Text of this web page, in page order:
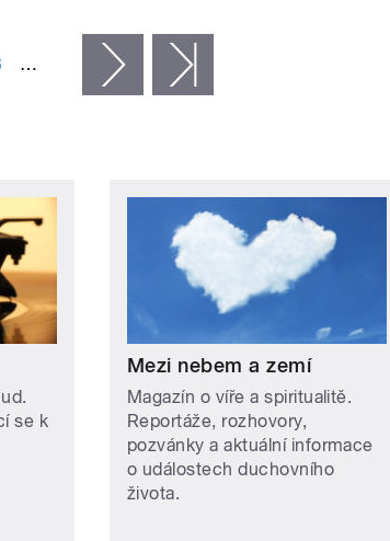
… následující ›
se k
Mezi nebem a zemí
Magazín o víře a spiritualitě.
Reportáže, rozhovory,
pozvánky a aktuální informace
o událostech duchovního
života.